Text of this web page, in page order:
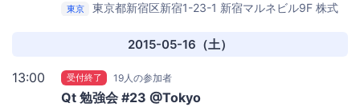
東京 東京都新宿区新宿1-23-1 新宿マルネビル9F 株式
2015-05-16（土）
13:00 受付終了 19人の参加者
Qt 勉強会 #23 @Tokyo